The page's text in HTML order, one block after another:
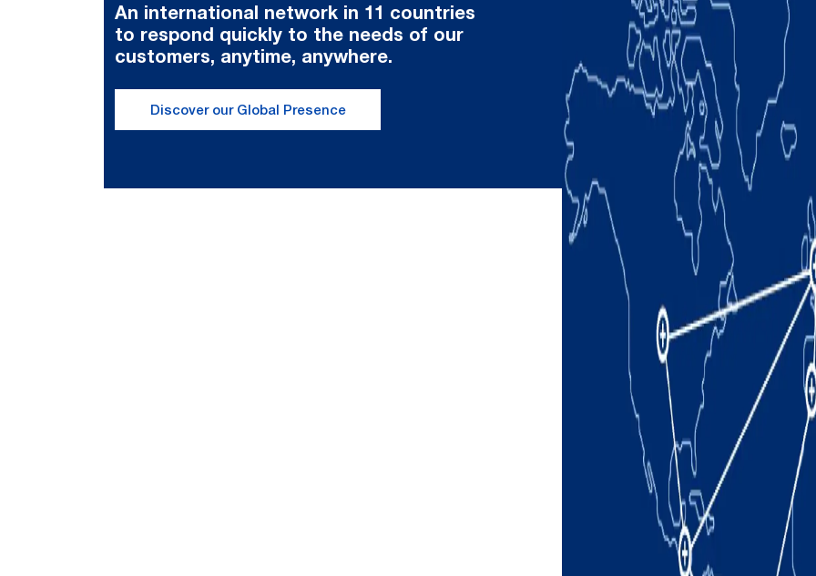
An international network in 11 countries
to respond quickly to the needs of our
customers, anytime, anywhere.
Discover our Global Presence